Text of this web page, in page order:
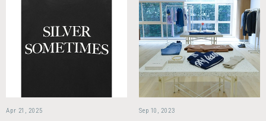
Apr 21, 2025 Sep 10, 2023